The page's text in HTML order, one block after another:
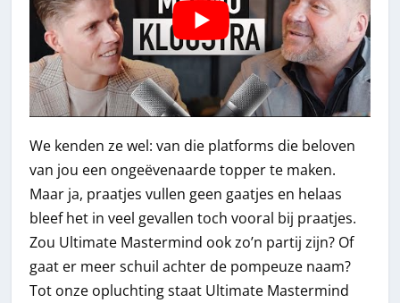
We kenden ze wel: van die platforms die beloven
van jou een ongeëvenaarde topper te maken.
Maar ja, praatjes vullen geen gaatjes en helaas
bleef het in veel gevallen toch vooral bij praatjes.
Zou Ultimate Mastermind ook zo’n partij zijn? Of
gaat er meer schuil achter de pompeuze naam?
Tot onze opluchting staat Ultimate Mastermind